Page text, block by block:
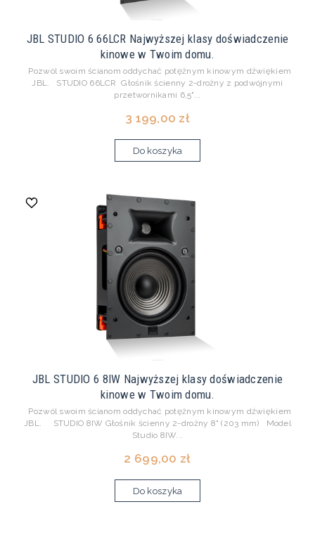
JBL STUDIO 6 66LCR Najwyższej klasy doświadczenie
kinowe w Twoim domu.
Pozwól swoim ścianom oddychać potężnym kinowym dźwiękiem
JBL. STUDIO 66LCR Głośnik ścienny 2-drożny z podwójnymi
przetwornikami 6,5"...
3 199,00 zł
Do koszyka
JBL STUDIO 6 8IW Najwyższej klasy doświadczenie
kinowe w Twoim domu.
Pozwól swoim ścianom oddychać potężnym kinowym dźwiękiem
JBL. STUDIO 8IW Głośnik ścienny 2-drożny 8" (203 mm) Model
Studio 8IW...
2 699,00 zł
Do koszyka